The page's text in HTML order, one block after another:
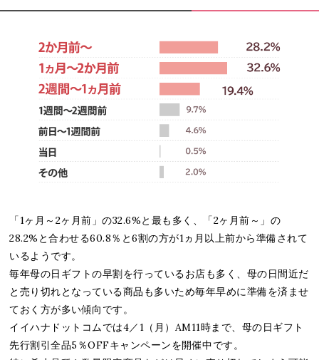
「1ヶ月～2ヶ月前」の32.6%と最も多く、「2ヶ月前～」の
28.2%と合わせる60.8％と6割の方が1ヵ月以上前から準備されて
いるようです。
毎年母の日ギフトの早割を行っているお店も多く、母の日間近だ
と売り切れとなっている商品も多いため毎年早めに準備を済ませ
ておく方が多い傾向です。
イイハナドットコムでは4／1（月）AM11時まで、母の日ギフト
先行割引全品5％OFFキャンペーンを開催中です。